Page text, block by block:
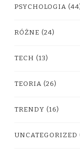
PSYCHOLOGIA
RÓŻNE (24)
TECH (13)
TEORIA (26)
TRENDY (16)
UNCATEGORIZED